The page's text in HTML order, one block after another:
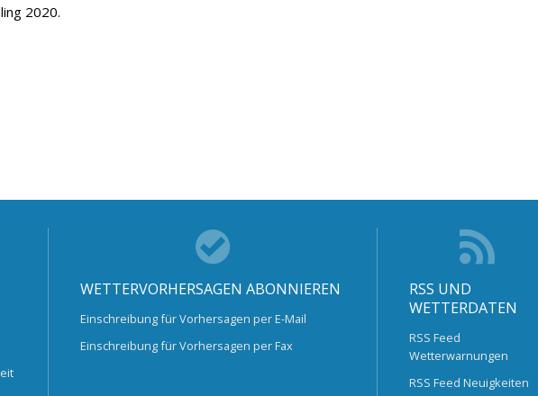
2020.
WETTERVORHERSAGEN ABONNIEREN
Einschreibung für Vorhersagen per E-Mail
Einschreibung für Vorhersagen per Fax
RSS UND
WETTERDATEN
RSS Feed
Wetterwarnungen
RSS Feed Neuigkeiten